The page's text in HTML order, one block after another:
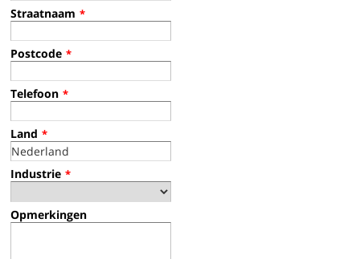
Straatnaam *
Postcode *
Telefoon *
Land *
Industrie *
Opmerkingen